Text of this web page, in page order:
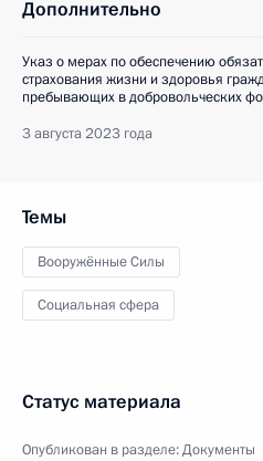
Дополнительно
Указ о мерах по обеспечению
страхования жизни и здоровья
пребывающих в добровольческих
3 августа 2023 года
Темы
Вооружённые Силы
Социальная сфера
Статус материала
Опубликован в разделе:Документы